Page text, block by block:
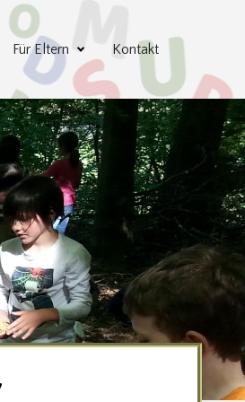
Für Eltern Kontakt